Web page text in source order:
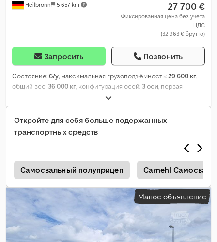
Heilbronn 5 657 km 27 700 €
Фиксированная цена без учета
НДС
(32 963 € брутто)
Запросить Позвонить
Состояние:б/у, максимальная грузоподъёмность:29 600 кг,
общий вес: 36 000 кг, конфигурация осей: 3 оси, первая
, следующая проверка (TÜV):
выпуска:2024, Оборудование:ABS,
Откройте для себя больше подержанных
транспортных средств
Самосвальный полуприцеп Carnehl Самосвал
Малое объявление